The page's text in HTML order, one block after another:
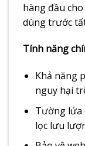
hàng đầu
dùng trước
Tính năng
Khả năng
nguy hại
Tường lửa
lọc lưu